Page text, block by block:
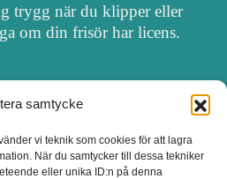
samtycke
vi teknik som cookies för att lagra
När du samtycker till dessa tekniker
eller unika ID:n på denna
trygg när du klipper eller
om din frisör har licens.
SALONG